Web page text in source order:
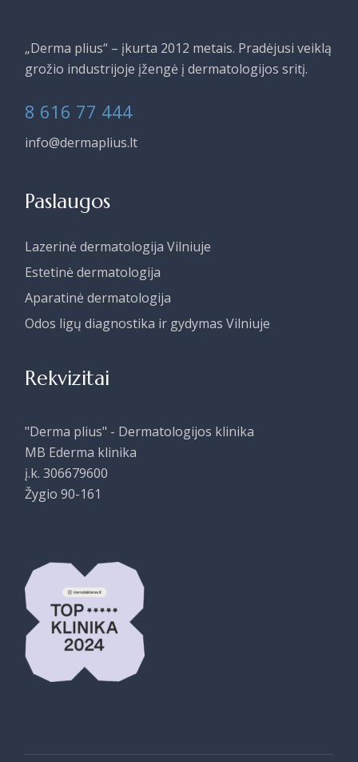
„Derma plius“ – įkurta 2012 metais. Pradėjusi veiklą
grožio industrijoje įžengė į dermatologijos sritį.
8 616 77 444
info@dermaplius.lt
Paslaugos
Lazerinė dermatologija Vilniuje
Estetinė dermatologija
Aparatinė dermatologija
Odos ligų diagnostika ir gydymas Vilniuje
Rekvizitai
"Derma plius" - Dermatologijos klinika
MB Ederma klinika
į.k. 306679600
Žygio 90-161